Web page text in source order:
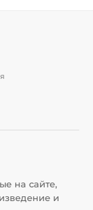
на сайте,
и